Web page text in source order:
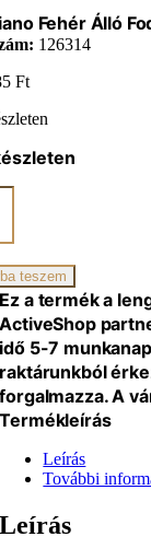
Fehér Álló
126314
Ft
teszem
Ez a termék a
ActiveShop
idő 5-7
raktárunkból
forgalmazza. A
Termékleírás
Leírás
További
Leírás